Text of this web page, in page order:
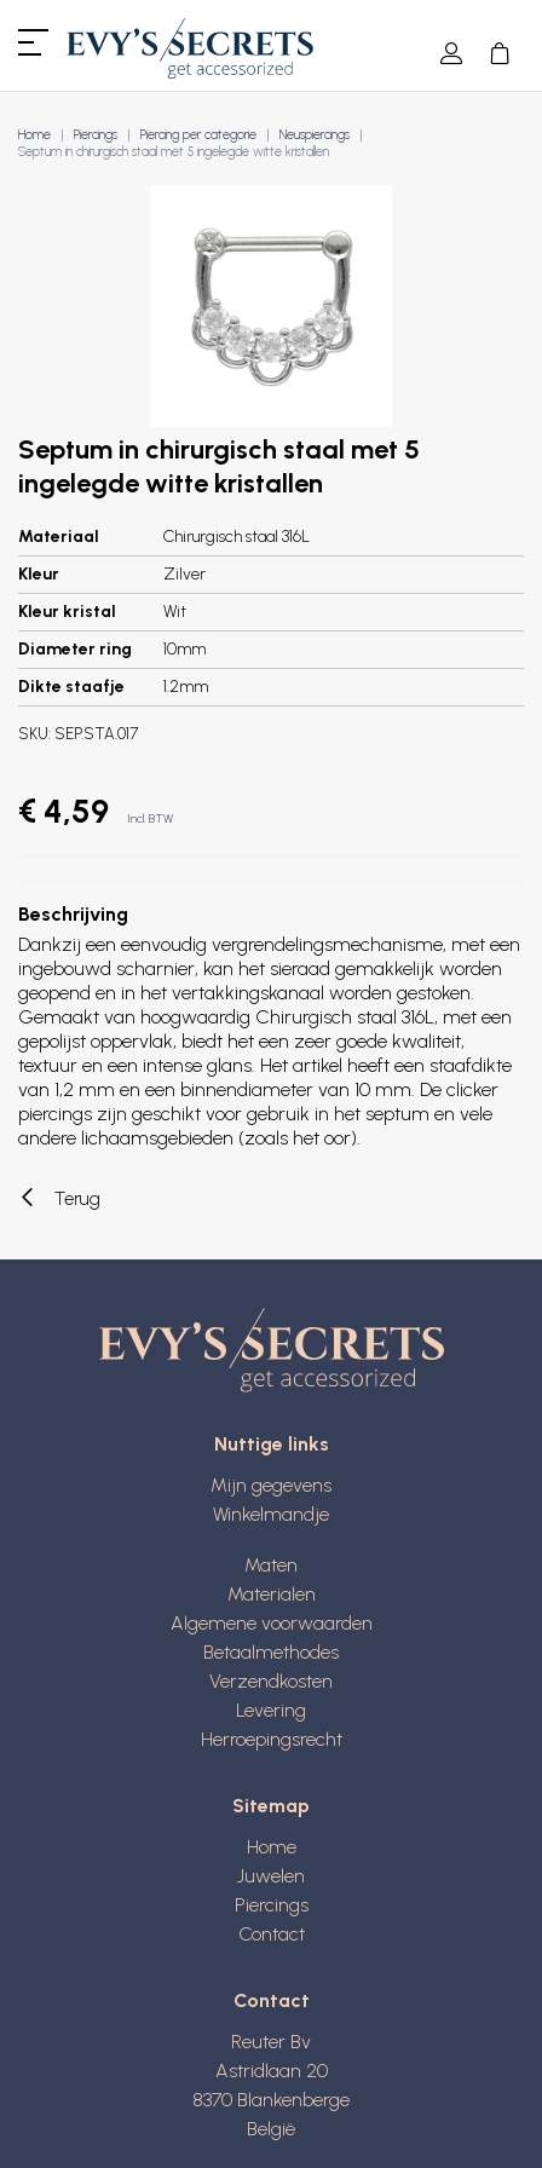
Home Piercings Piercing per categorie
Neuspiercings
Septum in chirurgisch staal met 5 ingelegde witte kristallen
Septum in chirurgisch staal met 5
ingelegde witte kristallen
Materiaal
Chirurgisch staal 316L
Kleur
Zilver
Kleur kristal
Wit
Diameter ring
10mm
Dikte staafje
1.2mm
SKU: SEP.STA.017
€ 4,59 Incl. BTW
Beschrijving
Dankzij een eenvoudig vergrendelingsmechanisme, met een
ingebouwd scharnier, kan het sieraad gemakkelijk worden
geopend en in het vertakkingskanaal worden gestoken.
Gemaakt van hoogwaardig Chirurgisch staal 316L, met een
gepolijst oppervlak, biedt het een zeer goede kwaliteit,
textuur en een intense glans. Het artikel heeft een staafdikte
van 1,2 mm en een binnendiameter van 10 mm. De clicker
piercings zijn geschikt voor gebruik in het septum en vele
andere lichaamsgebieden (zoals het oor).
Terug
Nuttige links
Mijn gegevens
Winkelmandje
Maten
Materialen
Algemene voorwaarden
Betaalmethodes
Verzendkosten
Levering
Herroepingsrecht
Sitemap
Home
Juwelen
Piercings
Contact
Contact
Reuter Bv
Astridlaan 20
8370 Blankenberge
België